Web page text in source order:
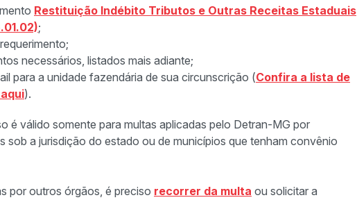
Restituição Indébito Tributos e Outras Receitas Estaduais
;
necessários, listados mais adiante;
para a unidade fazendária de sua circunscrição (Confira a lista de
).
é válido somente para multas aplicadas pelo Detran-MG por
sob a jurisdição do estado ou de municípios que tenham convênio
por outros órgãos, é preciso recorrer da multa ou solicitar a